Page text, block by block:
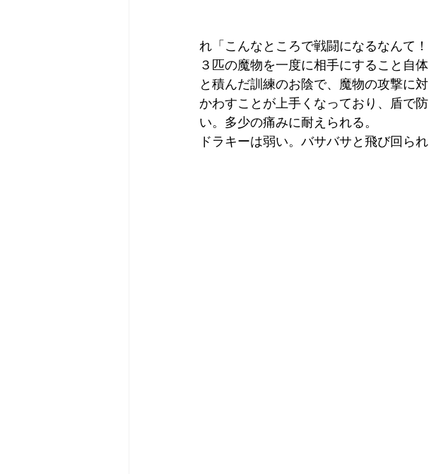
れ「こんなところで戦闘になるなんて
３匹の魔物を一度に相手にすること自
と積んだ訓練のお陰で、魔物の攻撃に
かわすことが上手くなっており、盾で
い。多少の痛みに耐えられる。
ドラキーは弱い。バサバサと飛び回ら